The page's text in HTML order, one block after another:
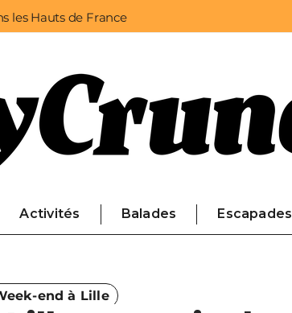
les Hauts de France
Activités Balades Escapades
end à Lille